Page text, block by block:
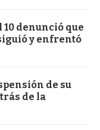
denunció que
y enfrentó
de su
de la